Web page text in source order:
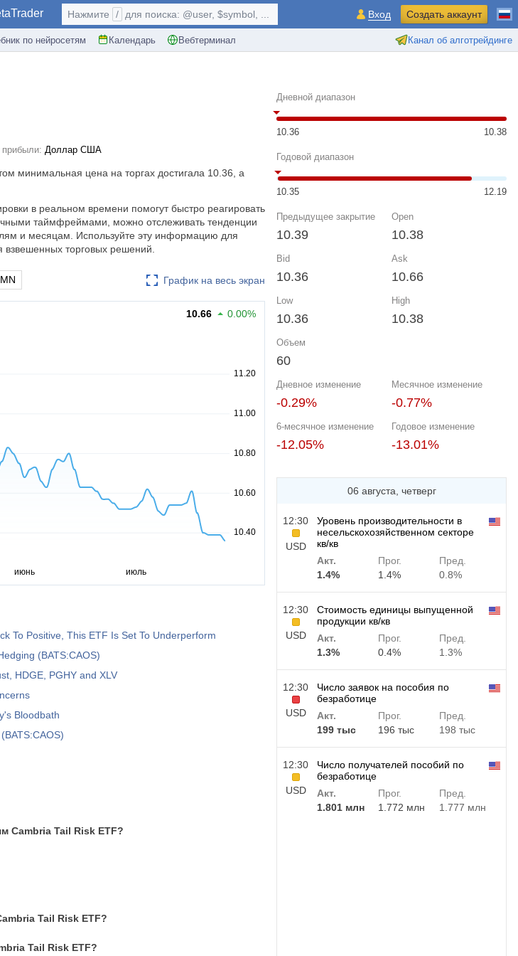
по нейросетям Календарь Вебтерминал Канал об алготрейдинге
Нажмите / для поиска: @user, $symbol, ... Вход Создать аккаунт
Доллар США
минимальная цена на торгах достигала 10.36, а
в реальном времени помогут быстро реагировать
таймфреймами, можно отслеживать тенденции
и месяцам. Используйте эту информацию для
торговых решений.
График на весь экран
MN
10.66 0.00%
To Positive, This ETF Is Set To Underperform
(BATS:CAOS)
HDGE, PGHY and XLV
Bloodbath
Cambria Tail Risk ETF?
Tail Risk ETF?
Tail Risk ETF?
Дневной диапазон
10.36 10.38
Годовой диапазон
10.35 12.19
Предыдущее закрытие
10.39
Open
10.38
Bid
10.36
Ask
10.66
Low
10.36
High
10.38
Объем
60
Дневное изменение
-0.29%
Месячное изменение
-0.77%
6-месячное изменение
-12.05%
Годовое изменение
-13.01%
06 августа, четверг
12:30
USD
Уровень производительности в
несельскохозяйственном секторе
кв/кв
Акт.
1.4%
Прог.
1.4%
Пред.
0.8%
12:30
USD
Стоимость единицы выпущенной
продукции кв/кв
Акт.
1.3%
Прог.
0.4%
Пред.
1.3%
12:30
USD
Число заявок на пособия по
безработице
Акт.
199 тыс
Прог.
196 тыс
Пред.
198 тыс
12:30
USD
Число получателей пособий по
безработице
Акт.
1.801 млн
Прог.
1.772 млн
Пред.
1.777 млн